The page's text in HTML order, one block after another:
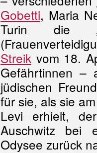
Gobetti, Maria
Turin die
Streik vom 18.
Gefährtinnen
jüdischen
für sie, als sie
Levi erhielt,
Auschwitz bei
Odysee zurück